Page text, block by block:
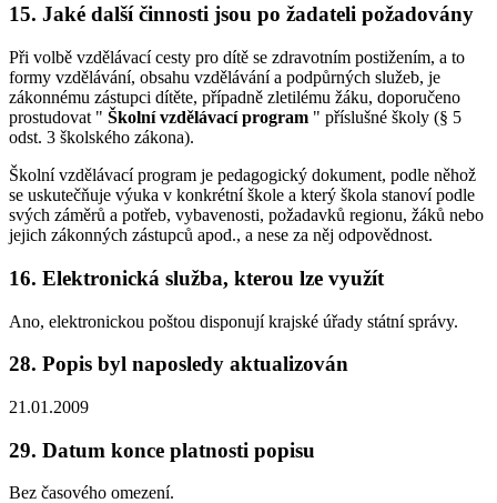
15. Jaké další činnosti jsou po žadateli požadovány
Při volbě vzdělávací cesty pro dítě se zdravotním postižením, a to
formy vzdělávání, obsahu vzdělávání a podpůrných služeb, je
zákonnému zástupci dítěte, případně zletilému žáku, doporučeno
prostudovat " Školní vzdělávací program " příslušné školy (§ 5
odst. 3 školského zákona).
Školní vzdělávací program je pedagogický dokument, podle něhož
se uskutečňuje výuka v konkrétní škole a který škola stanoví podle
svých záměrů a potřeb, vybavenosti, požadavků regionu, žáků nebo
jejich zákonných zástupců apod., a nese za něj odpovědnost.
16. Elektronická služba, kterou lze využít
Ano, elektronickou poštou disponují krajské úřady státní správy.
28. Popis byl naposledy aktualizován
21.01.2009
29. Datum konce platnosti popisu
Bez časového omezení.